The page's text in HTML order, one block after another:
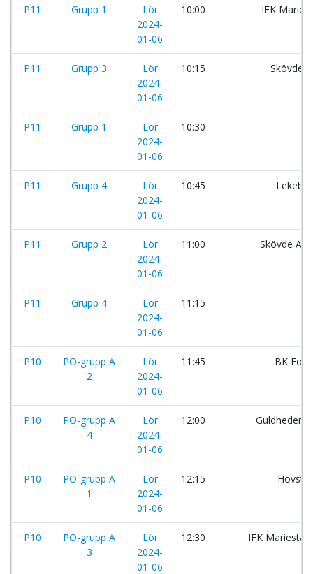
P11 Grupp 1
Lör
2024-
01-06
10:00 IFK
P11 Grupp 3
Lör
2024-
01-06
10:15 Skövde
P11 Grupp 1
Lör
2024-
01-06
10:30
P11 Grupp 4
Lör
2024-
01-06
10:45
P11 Grupp 2
Lör
2024-
01-06
11:00 Skövde
P11 Grupp 4
Lör
2024-
01-06
11:15
P10
PO-grupp A
2
Lör
2024-
01-06
11:45 BK
P10
PO-grupp A
4
Lör
2024-
01-06
12:00 Guldhedens
P10
PO-grupp A
1
Lör
2024-
01-06
12:15 Hovsta
P10
PO-grupp A
3
Lör
2024-
01-06
12:30 IFK